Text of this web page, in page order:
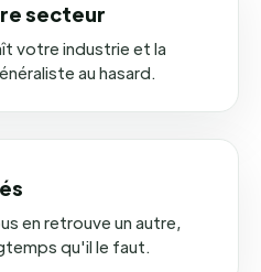
secteur
votre industrie et la
au hasard.
en retrouve un autre,
qu'il le faut.